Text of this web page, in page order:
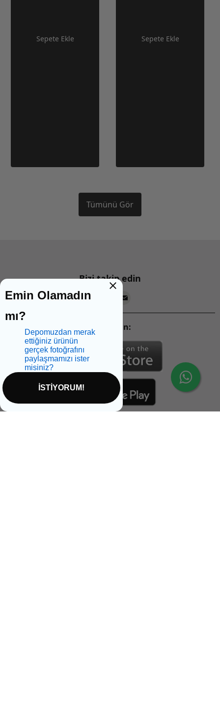
Sepete Ekle Sepete Ekle
Tümünü Gör
Bizi takip edin
Mobil Uygulamalarımızı İndirin:
Emin Olamadın
mı?
Depomuzdan merak
ettiğiniz ürünün
gerçek fotoğrafını
paylaşmamızı ister
misiniz?
İSTİYORUM!